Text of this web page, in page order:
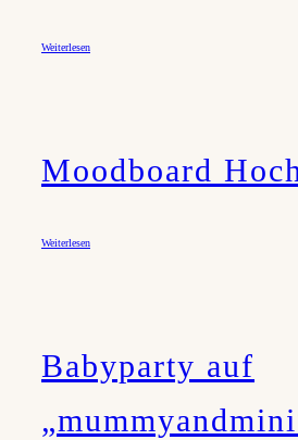
Weiterlesen
Moodboard
Weiterlesen
Babyparty auf